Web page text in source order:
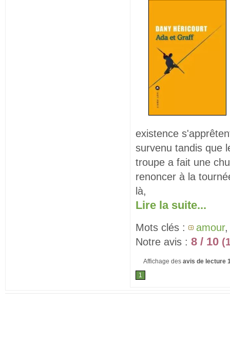
existence
survenu tandis que
troupe a fait une
renoncer à la
là,
Lire la suite...
Mots clés : amour
Notre avis : 8 / 10
Affichage des avis de lecture
1